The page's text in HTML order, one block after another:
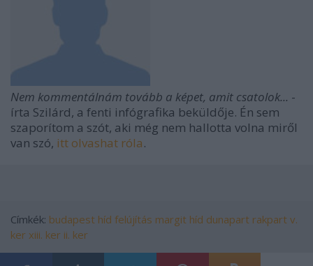
Nem kommentálnám tovább a képet, amit csatolok... -
írta Szilárd, a fenti infógrafika beküldője. Én sem
szaporítom a szót, aki még nem hallotta volna miről
van szó, itt olvashat róla.
Címkék: budapest híd felújítás margit híd dunapart rakpart v.
ker xiii. ker ii. ker